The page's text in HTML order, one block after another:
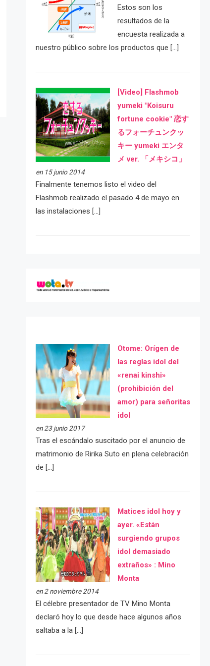
Estos son los
resultados de la
encuesta realizada a
nuestro público sobre los productos que […]
[Video] Flashmob
yumeki "Koisuru
fortune cookie" 恋す
るフォーチュンクッ
キー yumeki エンタ
メ ver. 「メキシコ」
en 15 junio 2014
Finalmente tenemos listo el video del
Flashmob realizado el pasado 4 de mayo en
las instalaciones […]
Otome: Orígen de
las reglas idol del
«renai kinshi»
(prohibición del
amor) para señoritas
idol
en 23 junio 2017
Tras el escándalo suscitado por el anuncio de
matrimonio de Ririka Suto en plena celebración
de […]
Matices idol hoy y
ayer. «Están
surgiendo grupos
idol demasiado
extraños» : Mino
Monta
en 2 noviembre 2014
El célebre presentador de TV Mino Monta
declaró hoy lo que desde hace algunos años
saltaba a la […]